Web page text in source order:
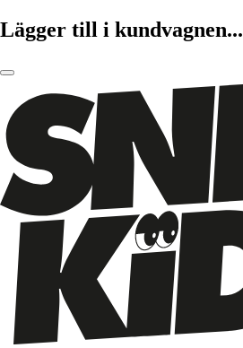
Lägger till i kundvagnen...